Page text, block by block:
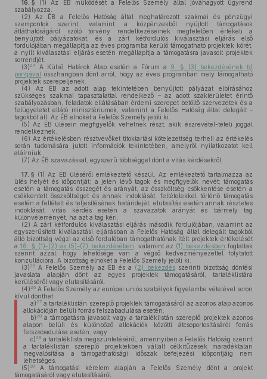
16. § (1)
Az ÉB működését a Felelős Személy által jóváhagyott ügyrend
szabályozza.
(2) Az ÉB a Felelős Hatóság által meghatározott szakmai és pénzügyi
szempontok szerint, valamint a közpénzekből nyújtott támogatások
átláthatóságáról szóló törvény rendelkezéseinek megfelelően értékeli a
benyújtott pályázatokat, és a zárt kétfordulós kiválasztási eljárás első
fordulójában megállapítja az éves programba kerülő támogatható projektek körét,
a nyílt kiválasztási eljárás esetén megállapítja a támogatásra javasolt projektek
sorrendjét.
(3) 24 A Külső Határok Alap esetén a Fórum a 9. § (3) bekezdésénekb)
pontjával összhangban dönt arról, hogy az éves programban mely támogatható
projektek szerepeljenek.
(4) Az ÉB az adott alap tekintetében benyújtott pályázat elbírásához
szükséges szakmai tapasztalattal rendelkező – az adott szakterületet érintő
szabályozásban, feladatok ellátásában érdemi szerepet betöltő szervezetek és a
felügyeletet ellátó minisztériumok, valamint a Felelős Hatóság által delegált –
tagokból áll. Az ÉB elnökét a Felelős Személy jelöli ki.
(5) Az ÉB ülésein megfigyelők vehetnek részt, akik észrevétel-tételi joggal
rendelkeznek.
(6) Az értékelésben résztvevőket titoktartási kötelezettség terheli az értékelés
során tudomására jutott információk tekintetében, amelyről nyilatkozatot kell
aláírniuk.
(7) Az ÉB szavazással, egyszerű többséggel dönt a vitás kérdésekről.
17. § (1) Az ÉB üléséről emlékeztető készül. Az emlékeztető tartalmazza az
ülés helyét és időpontját; a jelen lévő tagok és megfigyelők nevét; támogatás
esetén a támogatás összegét és arányát, az összköltség csökkentése esetén a
csökkentett összköltséget és annak indoklását, feltételekkel történő támogatás
esetén a feltételt és teljesítésének határidejét, elutasítás esetén annak részletes
indoklását; vitás kérdés esetén a szavazatok arányát és bármely tag
különvéleményét, ha azt a tag kéri.
(2) A zárt kétfordulós kiválasztási eljárás második fordulójában, valamint az
egyszerűsített kiválasztási eljárásban a Felelős Hatóság által delegált tagokból
álló bizottság végzi az első fordulóban támogathatónak ítélt projektek értékelését
a16. § (1)–(2) és (5)–(7) bekezdésében , valamint az (1) bekezdésben foglaltak
szerint azzal, hogy lehetősége van a végső kedvezményezettel folytatott
konzultációra. A bizottság elnökét a Felelős Személy jelöli ki.
(3) 25 A Felelős Személy az ÉB és a (2) bekezdésszerinti bizottság döntési
javaslata alapján dönt az egyes projektek támogatásáról, tartaléklistára
kerüléséről vagy elutasításáról.
(4) 26 A Felelős Személy az európai uniós szabályok figyelembe vételével soron
kívül dönthet
a) 27a tartaléklistán szereplő projektek támogatásáról az azonos alap azonos
allokációján belüli forrás felszabadulása esetén,
b) 28a támogatásra javasolt vagy a tartaléklistán szereplő projektek azonos
alapon belüli és különböző allokációk közötti átcsoportosításáról forrás
felszabadulása esetén, vagy
c) 29a tartaléklista megszüntetéséről, amennyiben a Felelős Hatóság szerint
a tartaléklistán szereplő projektekben vállalt célkitűzések maradéktalan
megvalósítása a támogathatósági időszak befejezési időpontjáig nem
lehetséges.
(5) 30
A támogatási kérelem alapján a Felelős Személy dönt a projekt
támogatásáról vagy elutasításáról.